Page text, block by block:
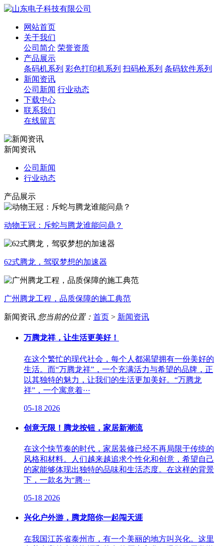
网站首页
关于我们
公司简介 荣誉资质
产品展示
条码机系列 彩色打印机系列 扫码枪系列 条码软件系列
新闻资讯
公司新闻 行业动态
下载中心
联系我们
在线留言
新闻资讯
公司新闻
行业动态
产品展示
动物王冠：斥蛇与腾龙谁能问鼎？
62式腾龙，驾驭梦想的加速器
广州腾龙工程，品质保障的施工典范
新闻资讯 您当前的位置： 首页 > 新闻资讯
万腾龙祥，让生活更美好！
在这个繁忙的现代社会，每个人都渴望拥有一份美好的
生活。而“万腾龙祥”，一个充满活力与希望的品牌，正
以其独特的魅力，让我们的生活更加美好。“万腾龙
祥”，一个寓意着···
05-18 2026
创意无限！腾龙按钮，家居新潮流
在这个快节奏的时代，家居装修已经不再局限于传统的
风格和材料。人们越来越追求个性化和创意，希望自己
的家能够体现出独特的品味和生活态度。在这样的背景
下，一款名为“腾···
05-18 2026
兴化户外游，腾龙陪你一起闯天涯
在我国江苏省泰州市，有一个美丽的地方叫兴化。这里